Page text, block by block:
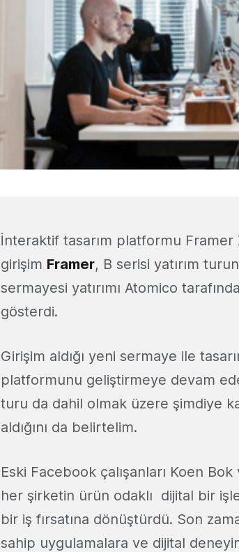
İnteraktif tasarım platformu Framer
girişim Framer, B serisi yatırım
sermayesi yatırımı Atomico
gösterdi.
Girişim aldığı yeni sermaye ile
platformunu geliştirmeye devam
turu da dahil olmak üzere şimdiye
aldığını da belirtelim.
Eski Facebook çalışanları Koen
her şirketin ürün odaklı dijital bir
bir iş fırsatına dönüştürdü. Son
sahip uygulamalara ve dijital